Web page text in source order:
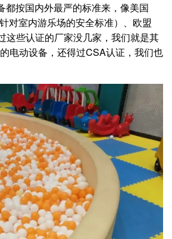
都按国内外最严的标准来，像美国
对室内游乐场的安全标准）、欧盟
这些认证的厂家没几家，我们就是其
电动设备，还得过CSA认证，我们也